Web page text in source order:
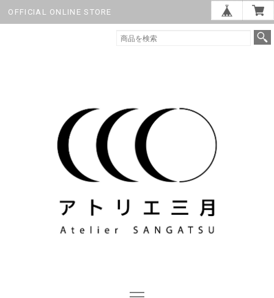
OFFICIAL ONLINE STORE